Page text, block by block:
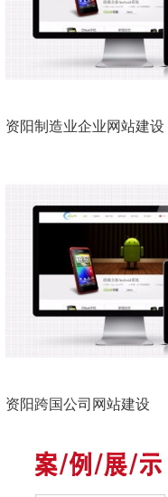
资阳制造业企业网站建设
资阳跨国公司网站建设